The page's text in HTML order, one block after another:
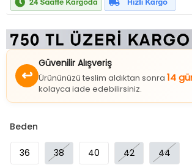
↩
Güvenilir Alışveriş
Ürününüzü teslim aldıktan sonra 14
kolayca iade edebilirsiniz.
Beden
36 38 40 42 44